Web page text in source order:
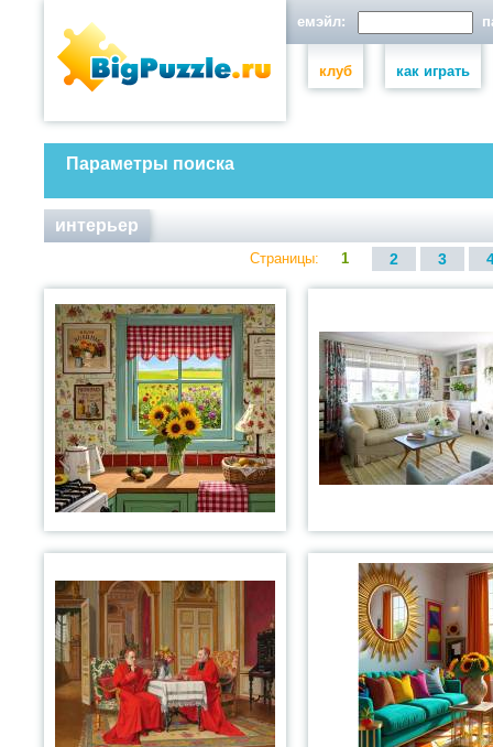
емэйл:
клуб как играть
Параметры поиска
интерьер
Страницы: 1 2 3